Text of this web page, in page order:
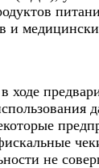
и
не